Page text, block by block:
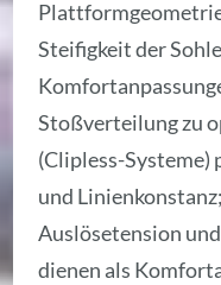
Steifigkeit der
Stoßverteilung zu
(Clipless-
und
Auslösetension
dienen als